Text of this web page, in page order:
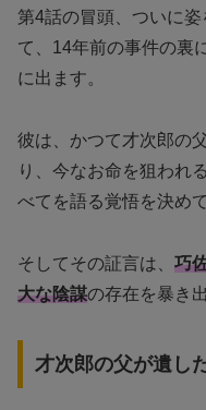
第4話の冒頭、ついに姿
て、14年前の事件の裏
に出ます。
彼は、かつて才次郎の
り、今なお命を狙われ
べてを語る覚悟を決め
そしてその証言は、 巧
大な陰謀の存在を暴き
才次郎の父が遺し